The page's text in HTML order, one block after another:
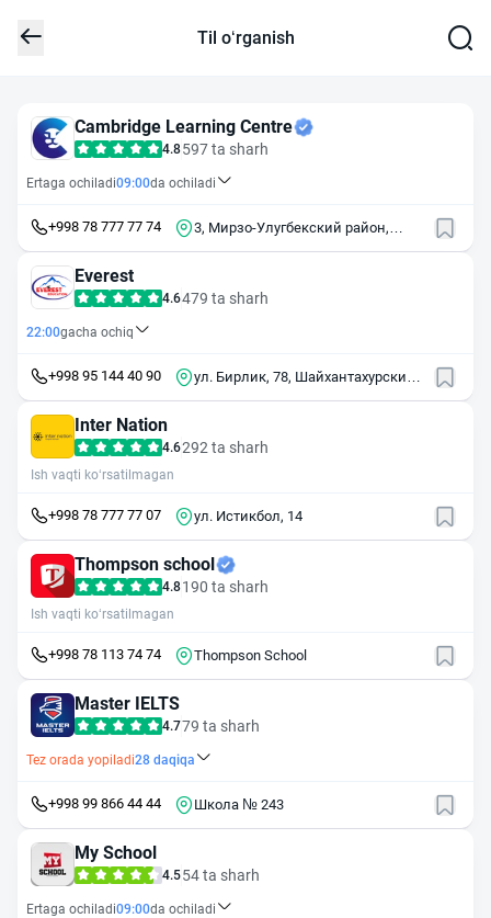
Til o‘rganish
Cambridge Learning Centre
4.8597 ta sharh
Ertaga ochiladi09:00da ochiladi
+998 78 777 77 74
3, Мирзо-Улугбекский район,
Everest
4.6479 ta sharh
22:00gacha ochiq
+998 95 144 40 90
ул. Бирлик, 78, Шайхантахурский
Inter Nation
4.6292 ta sharh
Ish vaqti ko‘rsatilmagan
+998 78 777 77 07 ул. Истикбол, 14
Thompson school
4.8190 ta sharh
Ish vaqti ko‘rsatilmagan
+998 78 113 74 74 Thompson School
Master IELTS
4.779 ta sharh
Tez orada yopiladi28 daqiqa
+998 99 866 44 44 Школа № 243
My School
4.554 ta sharh
Ertaga ochiladi09:00da ochiladi